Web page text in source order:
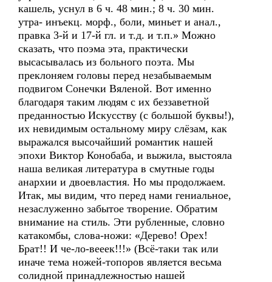
кашель, уснул в 6 ч. 48 мин.; 8 ч. 30 мин.
утра- инъекц. морф., боли, миньет и анал.,
правка 3-й и 17-й гл. и т.д. и т.п.» Можно
сказать, что поэма эта, практически
высасывалась из больного поэта. Мы
преклоняем головы перед незабываемым
подвигом Сонечки Вяленой. Вот именно
благодаря таким людям с их беззаветной
преданностью Искусству (с большой буквы!),
их невидимым остальному миру слёзам, как
выражался высочайший романтик нашей
эпохи Виктор Конобаба, и выжила, выстояла
наша великая литература в смутные годы
анархии и двоевластия. Но мы продолжаем.
Итак, мы видим, что перед нами гениальное,
незаслуженно забытое творение. Обратим
внимание на стиль. Эти рубленные, словно
катакомбы, слова-ножи: «Дерево! Орех!
Брат!! И че-ло-вееек!!!» (Всё-таки так или
иначе тема ножей-топоров является весьма
солидной принадлежностью нашей